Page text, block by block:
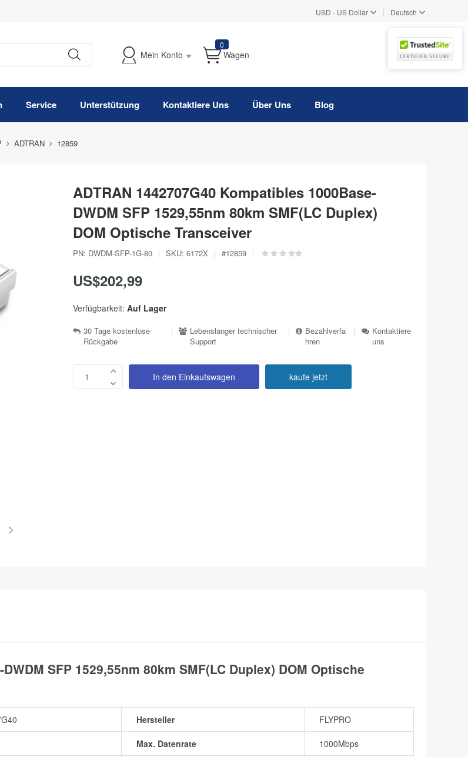
USD - US Dollar | Deutsch
Mein Konto
0
Wagen
Service Unterstützung Kontaktiere Uns Über Uns Blog
ADTRAN 12859
ADTRAN 1442707G40 Kompatibles 1000Base-
DWDM SFP 1529,55nm 80km SMF(LC Duplex)
DOM Optische Transceiver
PN: DWDM-SFP-1G-80 | SKU: 6172X | #12859 |
US$202,99
Verfügbarkeit: Auf Lager
30 Tage kostenlose
Rückgabe
|
Lebenslanger technischer
Support
|
Bezahlverfa
hren
|
Kontaktiere
uns
In den Einkaufswagen kaufe jetzt
SFP 1529,55nm 80km SMF(LC Duplex) DOM Optische
Hersteller FLYPRO
Max. Datenrate 1000Mbps